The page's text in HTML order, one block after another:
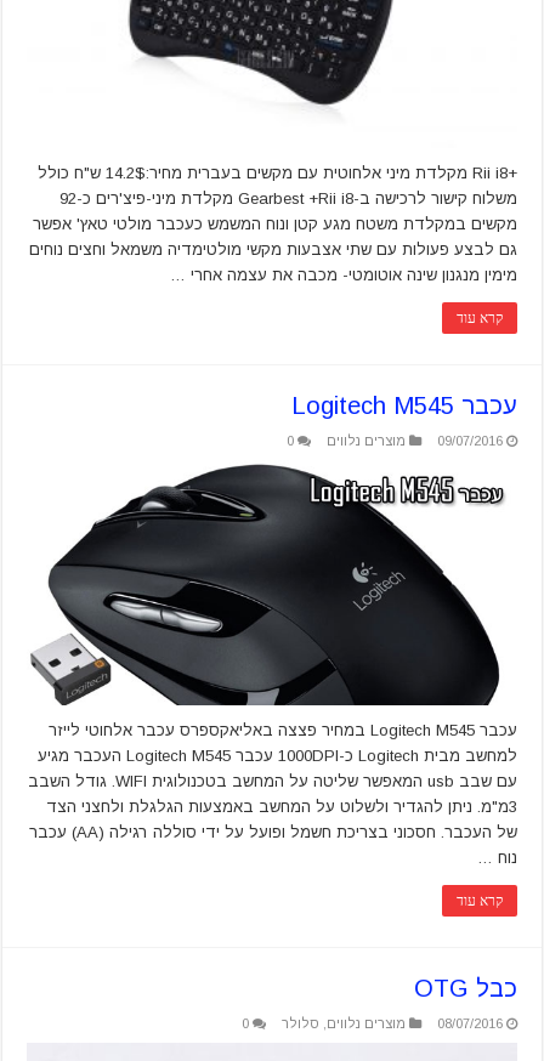
+Rii i8 מקלדת מיני אלחוטית עם מקשים בעברית מחיר:14.2$ ש"ח כולל
משלוח קישור לרכישה ב-Gearbest +Rii i8 מקלדת מיני-פיצ'רים כ-92
מקשים במקלדת משטח מגע קטן ונוח המשמש כעכבר מולטי טאץ' אפשר
גם לבצע פעולות עם שתי אצבעות מקשי מולטימדיה משמאל וחצים נוחים
מימין מנגנון שינה אוטומטי- מכבה את עצמה אחרי …
קרא עוד
עכבר Logitech M545
09/07/2016 מוצרים נלווים 0
עכבר Logitech M545 במחיר פצצה באליאקספרס עכבר אלחוטי לייזר
למחשב מבית Logitech כ-1000DPI עכבר Logitech M545 העכבר מגיע
עם שבב usb המאפשר שליטה על המחשב בטכנולוגית WIFI. גודל השבב
3מ"מ. ניתן להגדיר ולשלוט על המחשב באמצעות הגלגלת ולחצני הצד
של העכבר. חסכוני בצריכת חשמל ופועל על ידי סוללה רגילה (AA) עכבר
נוח …
קרא עוד
כבל OTG
08/07/2016 מוצרים נלווים סלולר 0